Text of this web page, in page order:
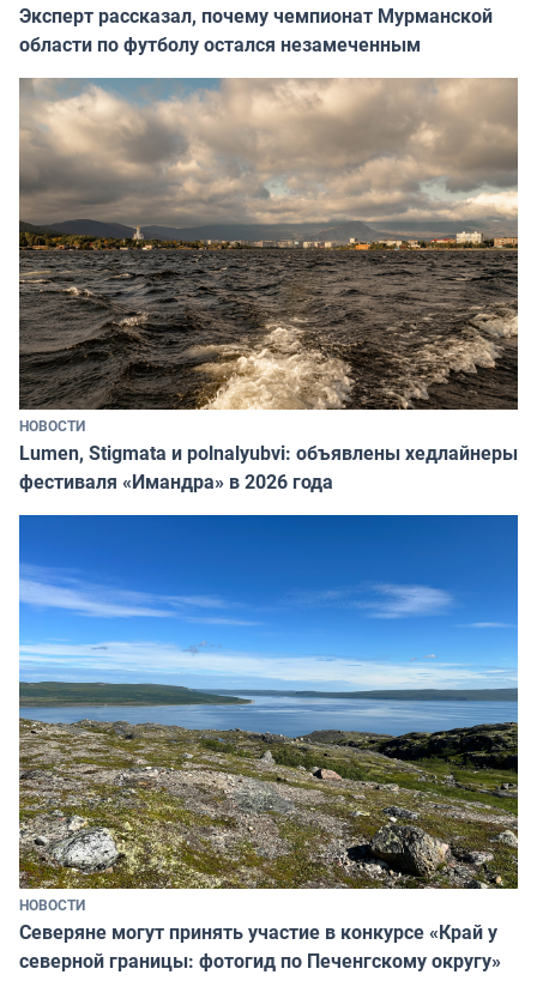
Эксперт рассказал, почему чемпионат Мурманской
области по футболу остался незамеченным
НОВОСТИ
Lumen, Stigmata и polnalyubvi: объявлены хедлайнеры
фестиваля «Имандра» в 2026 года
НОВОСТИ
Северяне могут принять участие в конкурсе «Край у
северной границы: фотогид по Печенгскому округу»